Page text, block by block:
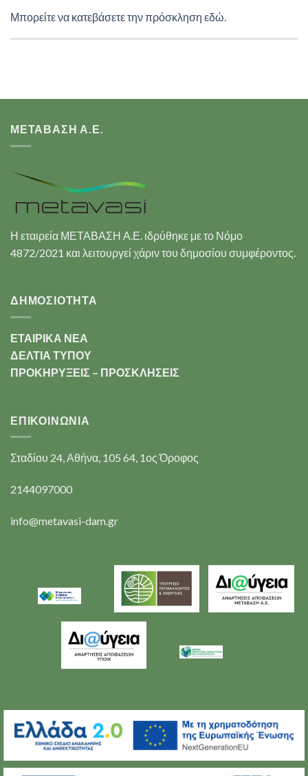
Μπορείτε να κατεβάσετε την πρόσκληση εδώ.
ΜΕΤΑΒΑΣΗ Α.Ε.
Η εταιρεία ΜΕΤΑΒΑΣΗ Α.Ε. ιδρύθηκε με το Νόμο
4872/2021 και λειτουργεί χάριν του δημοσίου συμφέροντος.
ΔΗΜΟΣΙΟΤΗΤΑ
ΕΤΑΙΡΙΚΑ ΝΕΑ
ΔΕΛΤΙΑ ΤΥΠΟΥ
ΠΡΟΚΗΡΥΞΕΙΣ – ΠΡΟΣΚΛΗΣΕΙΣ
ΕΠΙΚΟΙΝΩΝΊΑ
Σταδίου 24, Αθήνα, 105 64, 1ος Όροφος
2144097000
info@metavasi-dam.gr